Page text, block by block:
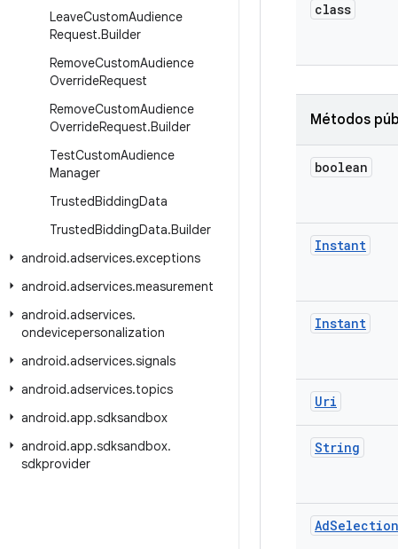
LeaveCustomAudience
Request.Builder
RemoveCustomAudience
OverrideRequest
RemoveCustomAudience
OverrideRequest.Builder
TestCustomAudience
Manager
TrustedBiddingData
TrustedBiddingData.Builder
android.adservices.exceptions
android.adservices.measurement
android.adservices.
ondevicepersonalization
android.adservices.signals
android.adservices.topics
android.app.sdksandbox
android.app.sdksandbox.
sdkprovider
class
Métodos
boolean
Instant
Instant
Uri
String
AdSelection